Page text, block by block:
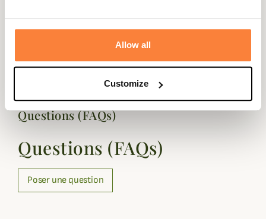
Allow all
Customize
Fiche technique
Coloris Bleu, Marron, Noir, Vert
Questions (FAQs)
Questions (FAQs)
Poser une question